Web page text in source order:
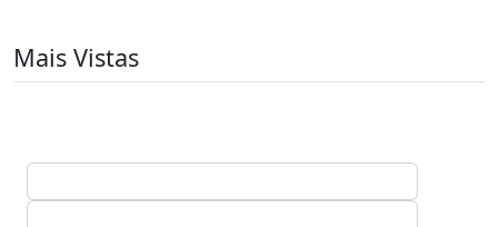
Mais Vistas